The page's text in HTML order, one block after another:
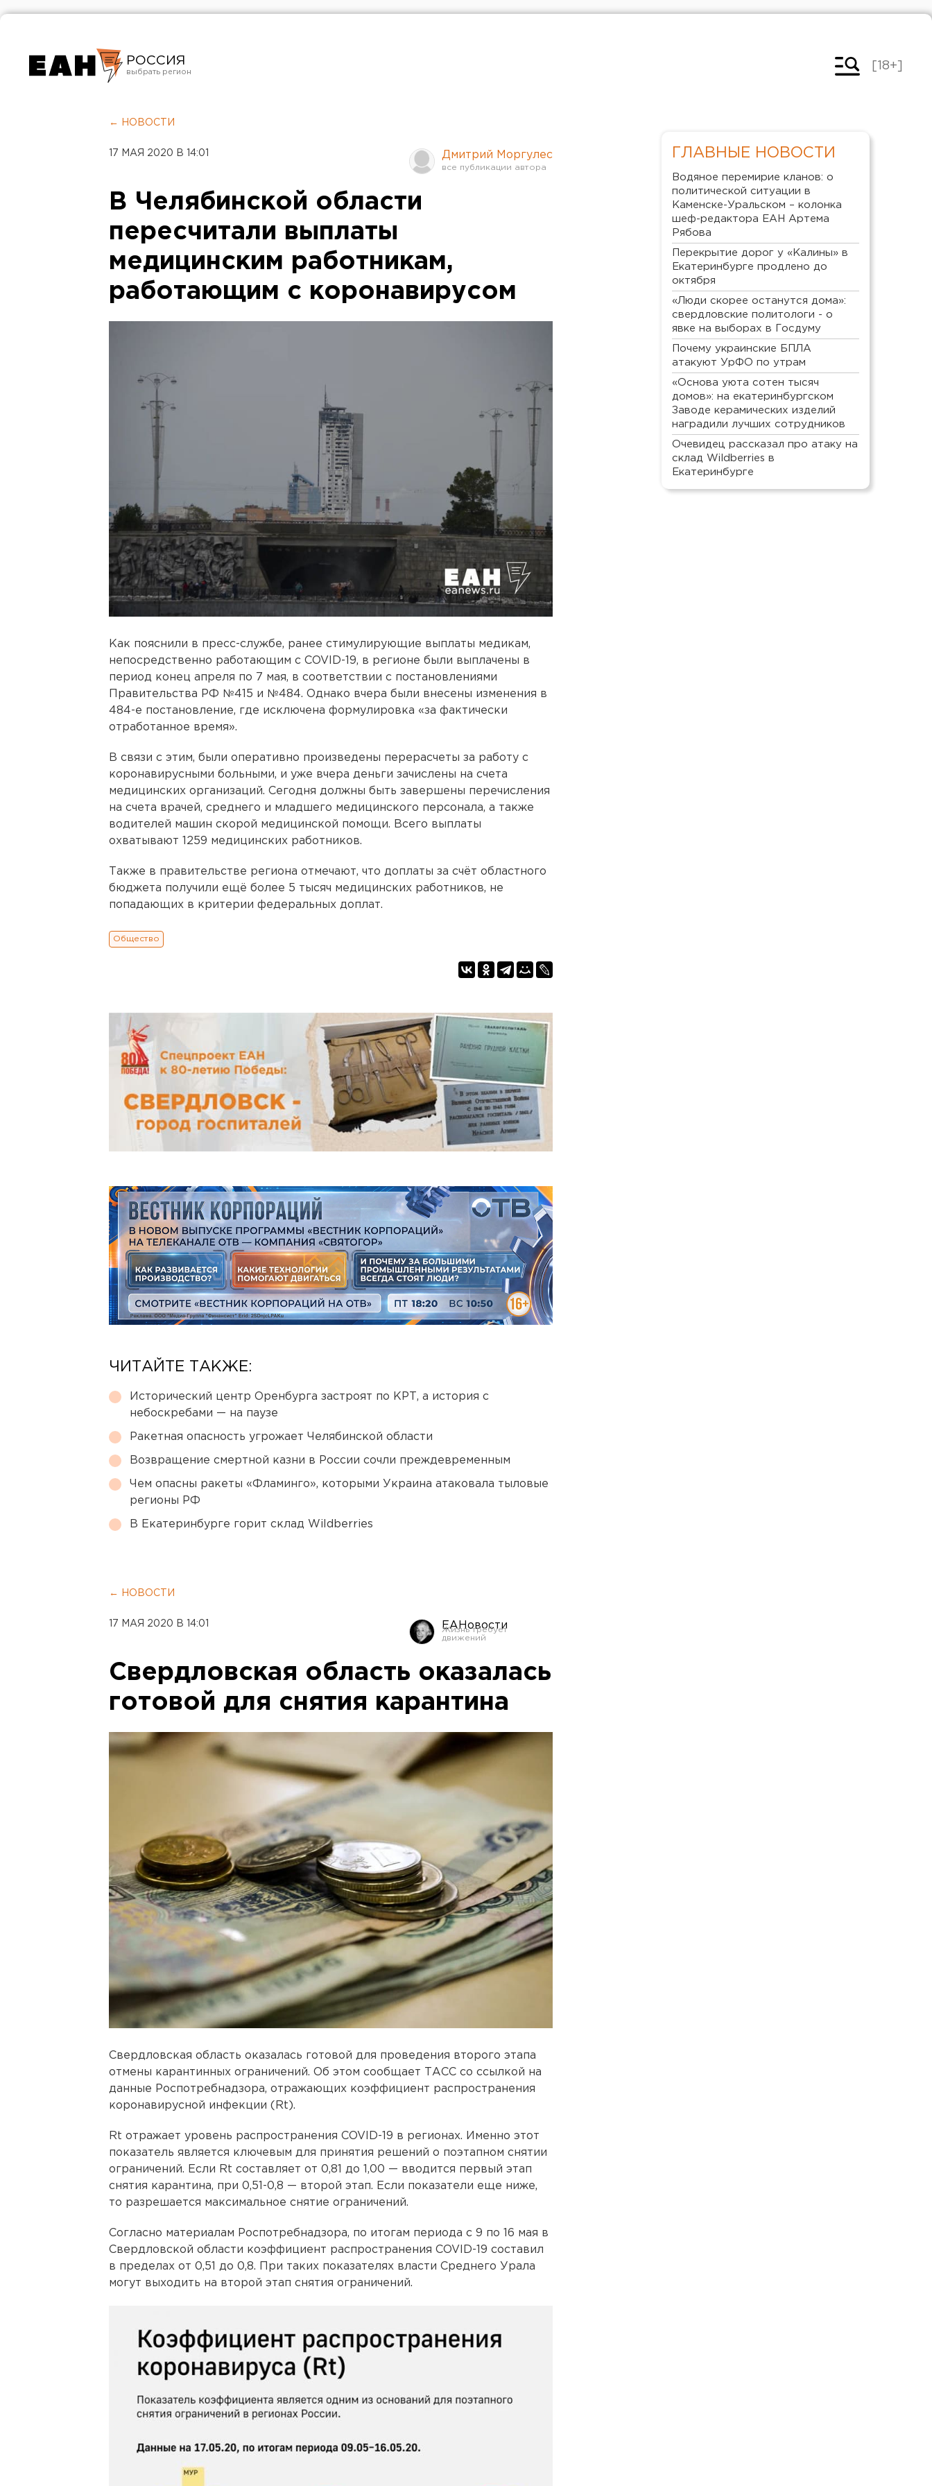
РОССИЯ
Челябинск
[18+]
← НОВОСТИ
17 МАЯ 2020 В 14:01 Дмитрий Моргулес
В Челябинской области
пересчитали выплаты
медицинским работникам,
работающим с коронавирусом
Как пояснили в пресс-службе, ранее стимулирующие выплаты медикам,
непосредственно работающим с COVID-19, в регионе были выплачены в
период конец апреля по 7 мая, в соответствии с постановлениями
Правительства РФ №415 и №484. Однако вчера были внесены изменения в
484-е постановление, где исключена формулировка «за фактически
отработанное время».
В связи с этим, были оперативно произведены перерасчеты за работу с
коронавирусными больными, и уже вчера деньги зачислены на счета
медицинских организаций. Сегодня должны быть завершены перечисления
на счета врачей, среднего и младшего медицинского персонала, а также
водителей машин скорой медицинской помощи. Всего выплаты
охватывают 1259 медицинских работников.
Также в правительстве региона отмечают, что доплаты за счёт областного
бюджета получили ещё более 5 тысяч медицинских работников, не
попадающих в критерии федеральных доплат.
Общество
ЧИТАЙТЕ ТАКЖЕ:
Исторический центр Оренбурга застроят по КРТ, а история с
небоскребами — на паузе
Ракетная опасность угрожает Челябинской области
Возвращение смертной казни в России сочли преждевременным
Чем опасны ракеты «Фламинго», которыми Украина атаковала тыловые
регионы РФ
В Екатеринбурге горит склад Wildberries
← НОВОСТИ
17 МАЯ 2020 В 14:01 ЕАНовости
Свердловская область оказалась
готовой для снятия карантина
Свердловская область оказалась готовой для проведения второго этапа
отмены карантинных ограничений. Об этом сообщает ТАСС со ссылкой на
данные Роспотребнадзора, отражающих коэффициент распространения
коронавирусной инфекции (Rt).
Rt отражает уровень распространения COVID-19 в регионах. Именно этот
показатель является ключевым для принятия решений о поэтапном снятии
ограничений. Если Rt составляет от 0,81 до 1,00 — вводится первый этап
снятия карантина, при 0,51-0,8 — второй этап. Если показатели еще ниже,
то разрешается максимальное снятие ограничений.
Согласно материалам Роспотребнадзора, по итогам периода с 9 по 16 мая в
Свердловской области коэффициент распространения COVID-19 составил
в пределах от 0,51 до 0,8. При таких показателях власти Среднего Урала
могут выходить на второй этап снятия ограничений.
ГЛАВНЫЕ НОВОСТИ
Водяное перемирие кланов: о
политической ситуации в
Каменске-Уральском – колонка
шеф-редактора ЕАН Артема
Рябова
Перекрытие дорог у «Калины» в
Екатеринбурге продлено до
октября
«Люди скорее останутся дома»:
свердловские политологи - о
явке на выборах в Госдуму
Почему украинские БПЛА
атакуют УрФО по утрам
«Основа уюта сотен тысяч
домов»: на екатеринбургском
Заводе керамических изделий
наградили лучших сотрудников
Очевидец рассказал про атаку на
склад Wildberries в
Екатеринбурге